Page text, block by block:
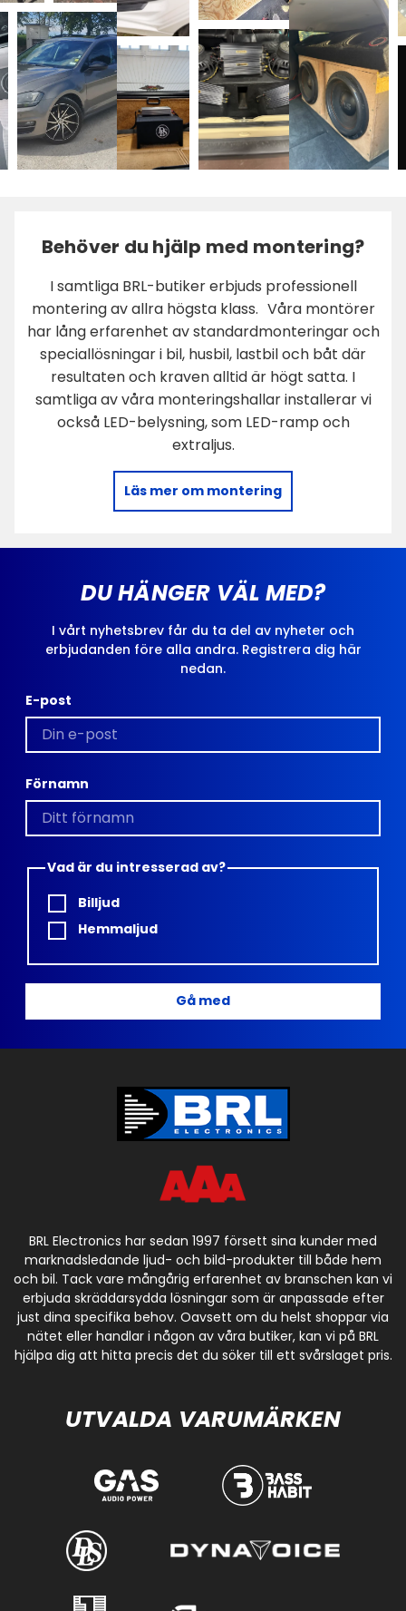
Behöver du hjälp med montering?
I samtliga BRL-butiker erbjuds professionell
montering av allra högsta klass. Våra montörer
har lång erfarenhet av standardmonteringar och
speciallösningar i bil, husbil, lastbil och båt där
resultaten och kraven alltid är högt satta. I
samtliga av våra monteringshallar installerar vi
också LED-belysning, som LED-ramp och
extraljus.
Läs mer om montering
DU HÄNGER VÄL MED?
I vårt nyhetsbrev får du ta del av nyheter och
erbjudanden före alla andra. Registrera dig här
nedan.
E-post
Förnamn
Vad är du intresserad av?
Billjud
Hemmaljud
Gå med
BRL Electronics har sedan 1997 försett sina kunder med
marknadsledande ljud- och bild-produkter till både hem
och bil. Tack vare mångårig erfarenhet av branschen kan vi
erbjuda skräddarsydda lösningar som är anpassade efter
just dina specifika behov. Oavsett om du helst shoppar via
nätet eller handlar i någon av våra butiker, kan vi på BRL
hjälpa dig att hitta precis det du söker till ett svårslaget pris.
UTVALDA VARUMÄRKEN